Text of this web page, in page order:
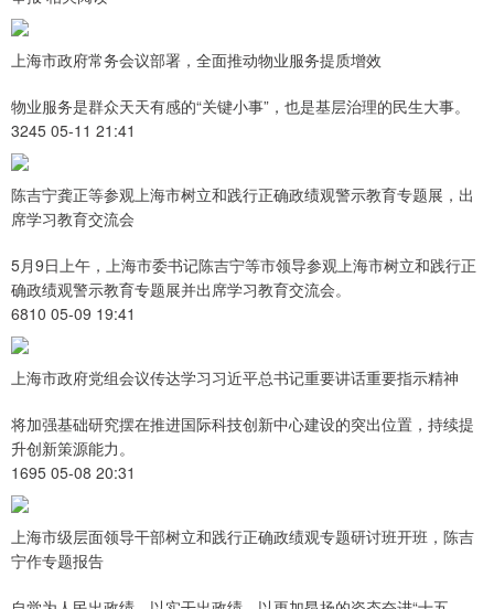
上海市政府常务会议部署，全面推动物业服务提质增效
物业服务是群众天天有感的“关键小事”，也是基层治理的民生大事。
3245 05-11 21:41
陈吉宁龚正等参观上海市树立和践行正确政绩观警示教育专题展，出
席学习教育交流会
5月9日上午，上海市委书记陈吉宁等市领导参观上海市树立和践行正
确政绩观警示教育专题展并出席学习教育交流会。
6810 05-09 19:41
上海市政府党组会议传达学习习近平总书记重要讲话重要指示精神
将加强基础研究摆在推进国际科技创新中心建设的突出位置，持续提
升创新策源能力。
1695 05-08 20:31
上海市级层面领导干部树立和践行正确政绩观专题研讨班开班，陈吉
宁作专题报告